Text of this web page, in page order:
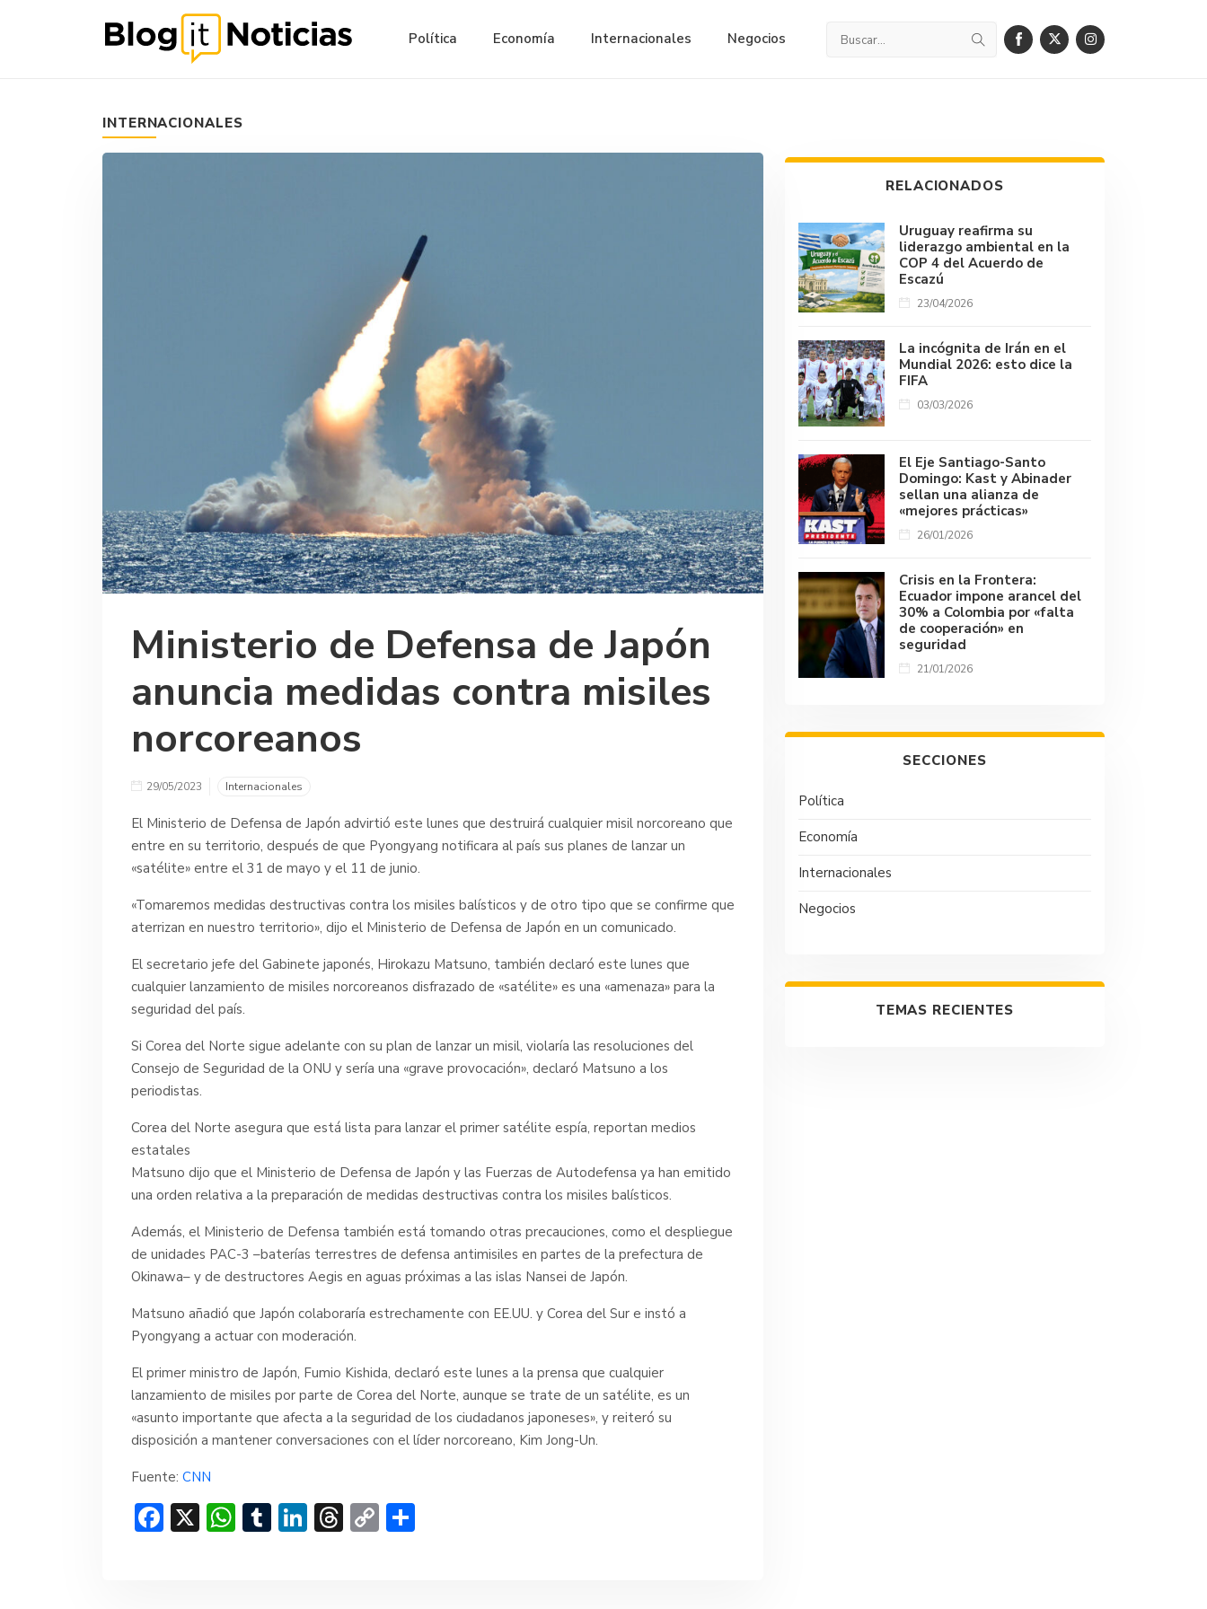
Política Economía Internacionales Negocios
INTERNACIONALES
Ministerio de Defensa de Japón
anuncia medidas contra misiles
norcoreanos
29/05/2023 Internacionales
El Ministerio de Defensa de Japón advirtió este lunes que destruirá cualquier misil norcoreano que
entre en su territorio, después de que Pyongyang notificara al país sus planes de lanzar un
«satélite» entre el 31 de mayo y el 11 de junio.
«Tomaremos medidas destructivas contra los misiles balísticos y de otro tipo que se confirme que
aterrizan en nuestro territorio», dijo el Ministerio de Defensa de Japón en un comunicado.
El secretario jefe del Gabinete japonés, Hirokazu Matsuno, también declaró este lunes que
cualquier lanzamiento de misiles norcoreanos disfrazado de «satélite» es una «amenaza» para la
seguridad del país.
Si Corea del Norte sigue adelante con su plan de lanzar un misil, violaría las resoluciones del
Consejo de Seguridad de la ONU y sería una «grave provocación», declaró Matsuno a los
periodistas.
Corea del Norte asegura que está lista para lanzar el primer satélite espía, reportan medios
estatales
Matsuno dijo que el Ministerio de Defensa de Japón y las Fuerzas de Autodefensa ya han emitido
una orden relativa a la preparación de medidas destructivas contra los misiles balísticos.
Además, el Ministerio de Defensa también está tomando otras precauciones, como el despliegue
de unidades PAC-3 –baterías terrestres de defensa antimisiles en partes de la prefectura de
Okinawa– y de destructores Aegis en aguas próximas a las islas Nansei de Japón.
Matsuno añadió que Japón colaboraría estrechamente con EE.UU. y Corea del Sur e instó a
Pyongyang a actuar con moderación.
El primer ministro de Japón, Fumio Kishida, declaró este lunes a la prensa que cualquier
lanzamiento de misiles por parte de Corea del Norte, aunque se trate de un satélite, es un
«asunto importante que afecta a la seguridad de los ciudadanos japoneses», y reiteró su
disposición a mantener conversaciones con el líder norcoreano, Kim Jong-Un.
Fuente: CNN
F X W T Li T C
RELACIONADOS
Uruguay reafirma su
liderazgo ambiental en la
COP 4 del Acuerdo de
Escazú
23/04/2026
La incógnita de Irán en el
Mundial 2026: esto dice la
FIFA
03/03/2026
El Eje Santiago-Santo
Domingo: Kast y Abinader
sellan una alianza de
«mejores prácticas»
26/01/2026
Crisis en la Frontera:
Ecuador impone arancel del
30% a Colombia por «falta
de cooperación» en
seguridad
21/01/2026
SECCIONES
Política
Economía
Internacionales
Negocios
TEMAS RECIENTES